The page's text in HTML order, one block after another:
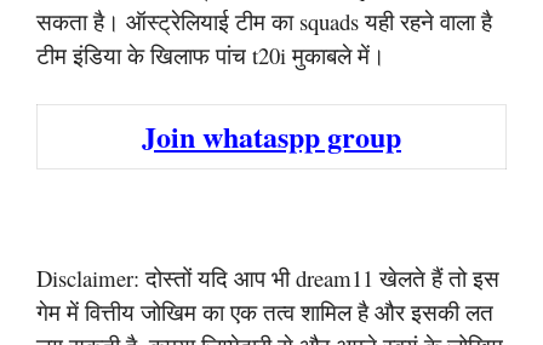
सकता है। ऑस्ट्रेलियाई टीम का squads यही रहने वाला है
टीम इंडिया के खिलाफ पांच t20i मुकाबले में।
Join whataspp group
Disclaimer: दोस्तों यदि आप भी dream11 खेलते हैं तो इस
गेम में वित्तीय जोखिम का एक तत्व शामिल है और इसकी लत